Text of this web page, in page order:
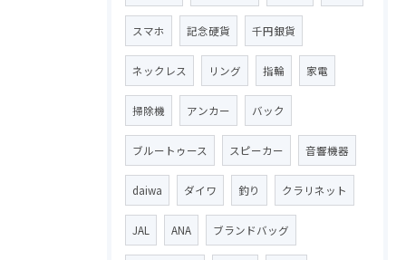
スマホ 記念硬貨 千円銀貨
ネックレス リング 指輪 家電
掃除機 アンカー バック
ブルートゥース スピーカー 音響機器
daiwa ダイワ 釣り クラリネット
JAL ANA ブランドバッグ